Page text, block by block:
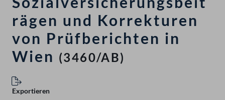
rägen und Korrekturen
von Prüfberichten in
Wien (3460/AB)
Exportieren